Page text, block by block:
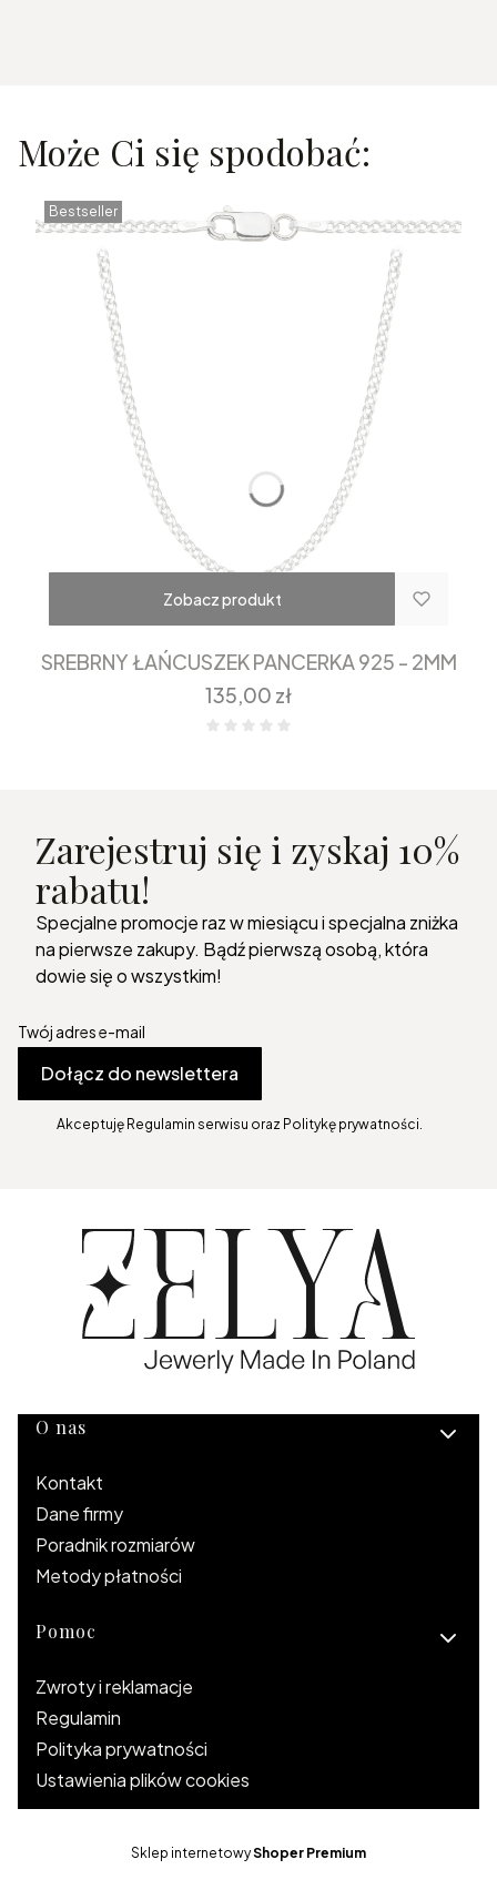
Może Ci się spodobać:
Bestseller
Zobacz produkt
SREBRNY ŁAŃCUSZEK PANCERKA 925 - 2MM
Cena
135,00 zł
Zarejestruj się i zyskaj 10%
rabatu!
Specjalne promocje raz w miesiącu i specjalna zniżka
na pierwsze zakupy. Bądź pierwszą osobą, która
dowie się o wszystkim!
Twój adres e-mail
Dołącz do newslettera
Akceptuję Regulamin serwisu oraz Politykę prywatności.
Linki w stopce
O nas
Kontakt
Dane firmy
Poradnik rozmiarów
Metody płatności
Pomoc
Zwroty i reklamacje
Regulamin
Polityka prywatności
Ustawienia plików cookies
Sklep internetowyShoper Premium